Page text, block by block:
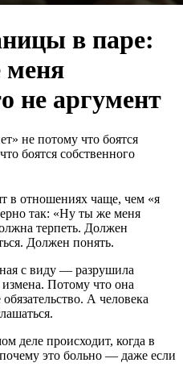
в паре:
меня
не аргумент
не потому что боятся
боятся собственного
в отношениях чаще, чем «я
так: «Ну ты же меня
терпеть. Должен
Должен понять.
с виду — разрушила
Потому что она
А человека
деле происходит, когда в
это больно — даже если